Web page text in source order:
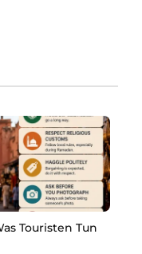
Touristen Tun